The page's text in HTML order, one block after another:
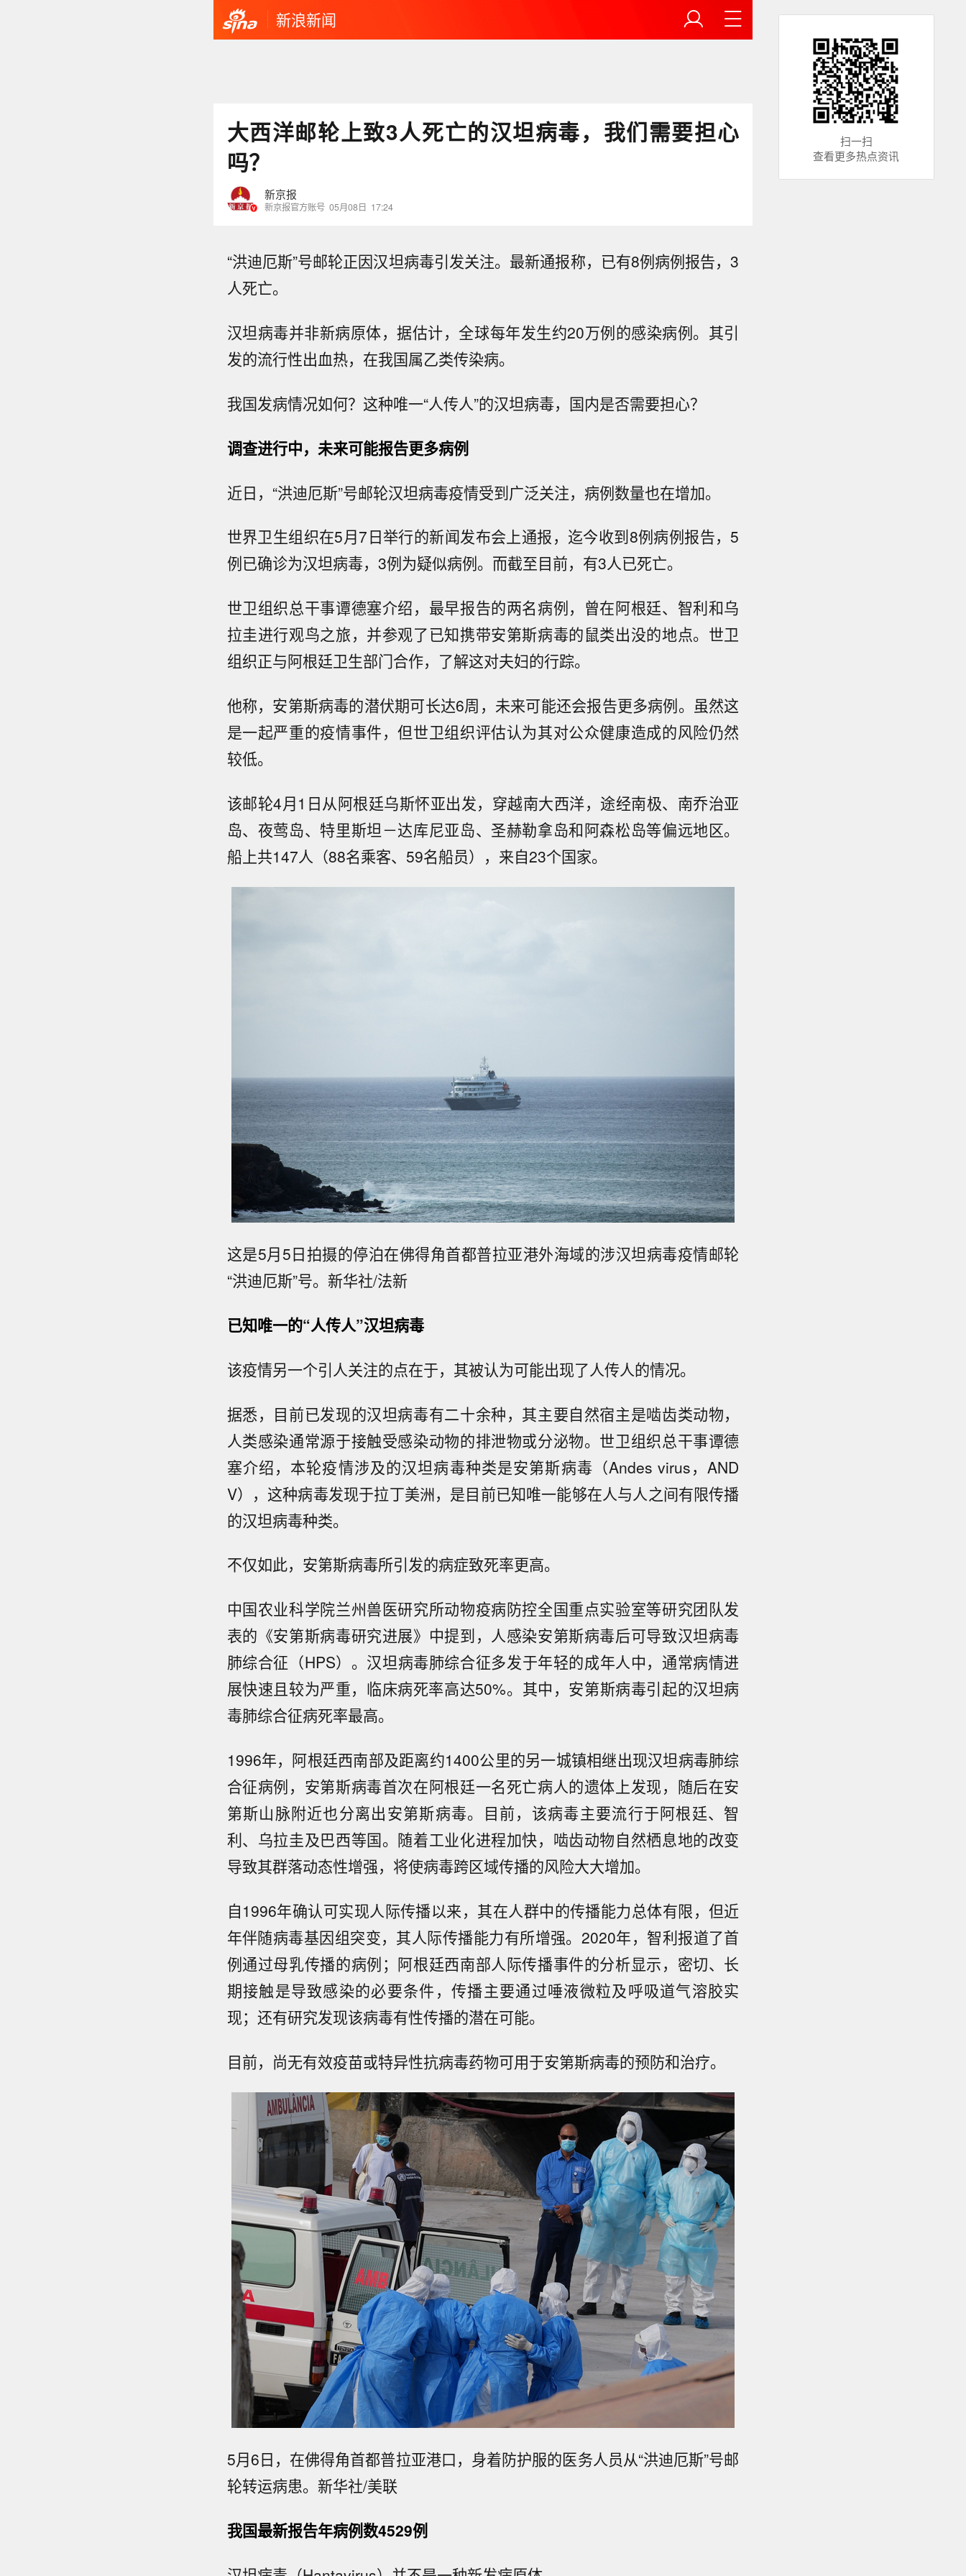
新浪新闻
大西洋邮轮上致3人死亡的汉坦病毒，我们需要担心
吗？
新京报
新京报官方账号 05月08日 17:24
“洪迪厄斯”号邮轮正因汉坦病毒引发关注。最新通报称，已有8例病例报告，3
人死亡。
汉坦病毒并非新病原体，据估计，全球每年发生约20万例的感染病例。其引
发的流行性出血热，在我国属乙类传染病。
我国发病情况如何？这种唯一“人传人”的汉坦病毒，国内是否需要担心？
调查进行中，未来可能报告更多病例
近日，“洪迪厄斯”号邮轮汉坦病毒疫情受到广泛关注，病例数量也在增加。
世界卫生组织在5月7日举行的新闻发布会上通报，迄今收到8例病例报告，5
例已确诊为汉坦病毒，3例为疑似病例。而截至目前，有3人已死亡。
世卫组织总干事谭德塞介绍，最早报告的两名病例，曾在阿根廷、智利和乌
拉圭进行观鸟之旅，并参观了已知携带安第斯病毒的鼠类出没的地点。世卫
组织正与阿根廷卫生部门合作，了解这对夫妇的行踪。
他称，安第斯病毒的潜伏期可长达6周，未来可能还会报告更多病例。虽然这
是一起严重的疫情事件，但世卫组织评估认为其对公众健康造成的风险仍然
较低。
该邮轮4月1日从阿根廷乌斯怀亚出发，穿越南大西洋，途经南极、南乔治亚
岛、夜莺岛、特里斯坦－达库尼亚岛、圣赫勒拿岛和阿森松岛等偏远地区。
船上共147人（88名乘客、59名船员），来自23个国家。
这是5月5日拍摄的停泊在佛得角首都普拉亚港外海域的涉汉坦病毒疫情邮轮
“洪迪厄斯”号。新华社/法新
已知唯一的“人传人”汉坦病毒
该疫情另一个引人关注的点在于，其被认为可能出现了人传人的情况。
据悉，目前已发现的汉坦病毒有二十余种，其主要自然宿主是啮齿类动物，
人类感染通常源于接触受感染动物的排泄物或分泌物。世卫组织总干事谭德
塞介绍，本轮疫情涉及的汉坦病毒种类是安第斯病毒（Andes virus，AND
V），这种病毒发现于拉丁美洲，是目前已知唯一能够在人与人之间有限传播
的汉坦病毒种类。
不仅如此，安第斯病毒所引发的病症致死率更高。
中国农业科学院兰州兽医研究所动物疫病防控全国重点实验室等研究团队发
表的《安第斯病毒研究进展》中提到，人感染安第斯病毒后可导致汉坦病毒
肺综合征（HPS）。汉坦病毒肺综合征多发于年轻的成年人中，通常病情进
展快速且较为严重，临床病死率高达50%。其中，安第斯病毒引起的汉坦病
毒肺综合征病死率最高。
1996年，阿根廷西南部及距离约1400公里的另一城镇相继出现汉坦病毒肺综
合征病例，安第斯病毒首次在阿根廷一名死亡病人的遗体上发现，随后在安
第斯山脉附近也分离出安第斯病毒。目前，该病毒主要流行于阿根廷、智
利、乌拉圭及巴西等国。随着工业化进程加快，啮齿动物自然栖息地的改变
导致其群落动态性增强，将使病毒跨区域传播的风险大大增加。
自1996年确认可实现人际传播以来，其在人群中的传播能力总体有限，但近
年伴随病毒基因组突变，其人际传播能力有所增强。2020年，智利报道了首
例通过母乳传播的病例；阿根廷西南部人际传播事件的分析显示，密切、长
期接触是导致感染的必要条件，传播主要通过唾液微粒及呼吸道气溶胶实
现；还有研究发现该病毒有性传播的潜在可能。
目前，尚无有效疫苗或特异性抗病毒药物可用于安第斯病毒的预防和治疗。
5月6日，在佛得角首都普拉亚港口，身着防护服的医务人员从“洪迪厄斯”号邮
轮转运病患。新华社/美联
我国最新报告年病例数4529例
扫一扫
查看更多热点资讯